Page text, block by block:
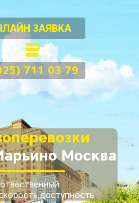
ЗАЯВКА
711 03 79
Москва
отвественный